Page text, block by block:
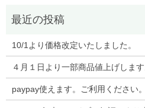
10/1より価格改定いたしました。
４月１日より一部商品値上げします
paypay使えます。ご利用ください。